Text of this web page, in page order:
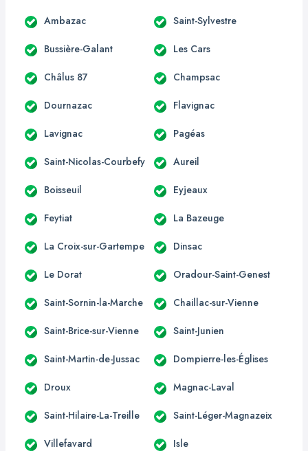
Ambazac Saint-Sylvestre
Bussière-Galant Les Cars
Châlus 87 Champsac
Dournazac Flavignac
Lavignac Pagéas
Saint-Nicolas-Courbefy Aureil
Boisseuil Eyjeaux
Feytiat La Bazeuge
La Croix-sur-Gartempe Dinsac
Le Dorat Oradour-Saint-Genest
Saint-Sornin-la-Marche Chaillac-sur-Vienne
Saint-Brice-sur-Vienne Saint-Junien
Saint-Martin-de-Jussac Dompierre-les-Églises
Droux Magnac-Laval
Saint-Hilaire-La-Treille Saint-Léger-Magnazeix
Villefavard Isle